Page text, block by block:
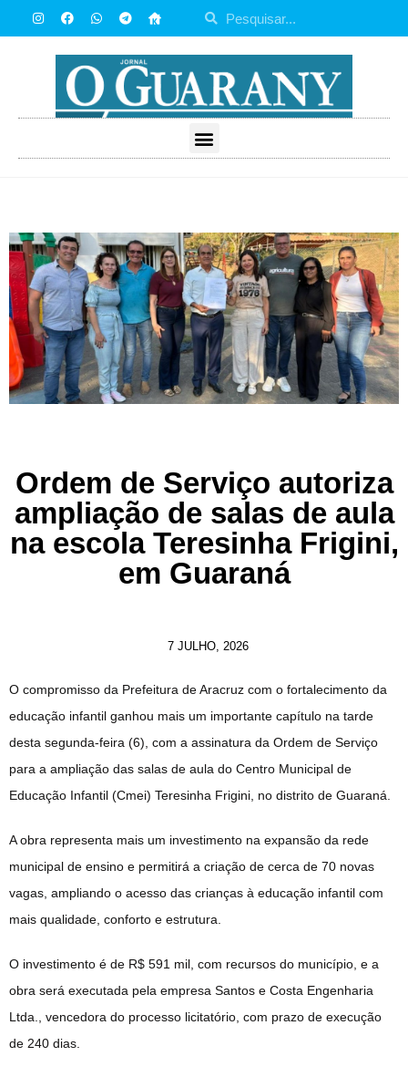
Ordem de Serviço autoriza
ampliação de salas de aula
na escola Teresinha Frigini,
em Guaraná
7 JULHO, 2026
O compromisso da Prefeitura de Aracruz com o fortalecimento da
educação infantil ganhou mais um importante capítulo na tarde
desta segunda-feira (6), com a assinatura da Ordem de Serviço
para a ampliação das salas de aula do Centro Municipal de
Educação Infantil (Cmei) Teresinha Frigini, no distrito de Guaraná.
A obra representa mais um investimento na expansão da rede
municipal de ensino e permitirá a criação de cerca de 70 novas
vagas, ampliando o acesso das crianças à educação infantil com
mais qualidade, conforto e estrutura.
O investimento é de R$ 591 mil, com recursos do município, e a
obra será executada pela empresa Santos e Costa Engenharia
Ltda., vencedora do processo licitatório, com prazo de execução
de 240 dias.